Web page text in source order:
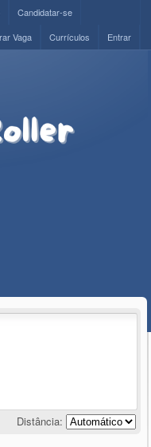
Candidatar-se
Entrar
Currículos
Vaga
Distância: